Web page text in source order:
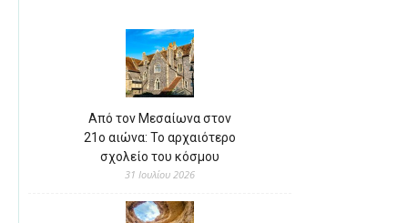
Από τον Μεσαίωνα στον
21ο αιώνα: Το αρχαιότερο
σχολείο του κόσμου
31 Ιουλίου 2026